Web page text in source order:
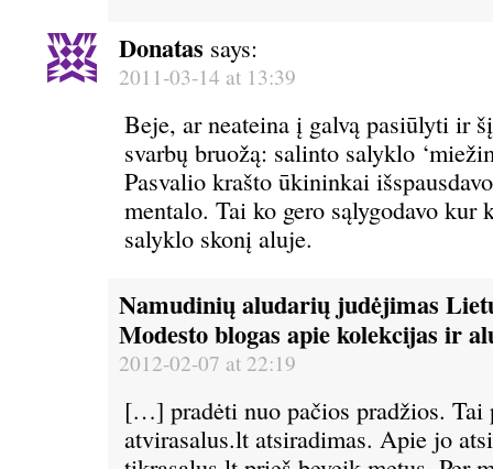
Donatas says:
2011-03-14 at 13:39
Beje, ar neateina į galvą pasiūlyti ir
svarbų bruožą: salinto salyklo
Pasvalio krašto ūkininkai
mentalo. Tai ko gero sąlygodavo kur
salyklo skonį aluje.
Namudinių aludarių judėjimas
Modesto blogas apie kolekcijas ir
2012-02-07 at 22:19
[…] pradėti nuo pačios pradžios. Tai
atvirasalus.lt atsiradimas. Apie jo